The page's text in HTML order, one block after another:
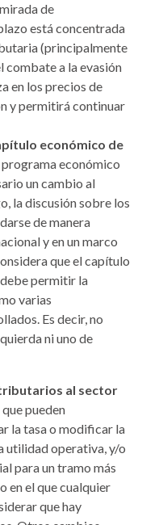
de
está concentrada
(principalmente
combate a la evasión
en los precios de
y permitirá continuar
económico de
económico
un cambio al
la discusión sobre los
de manera
y en un marco
que el capítulo
permitir la
varias
Es decir, no
ni uno de
al sector
pueden
la tasa o modificar la
utilidad operativa, y/o
para un tramo más
en el que cualquier
que hay